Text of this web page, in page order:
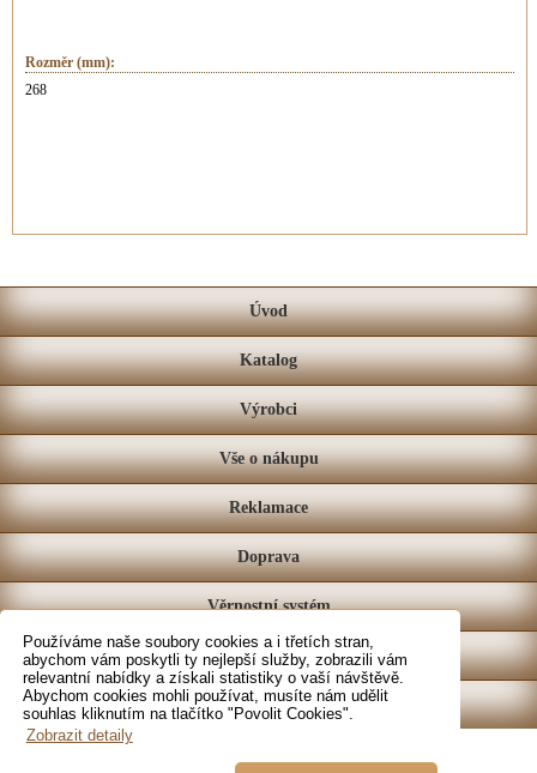
Používáme naše soubory cookies a i třetích stran,
abychom vám poskytli ty nejlepší služby, zobrazili vám
relevantní nabídky a získali statistiky o vaší návštěvě.
Abychom cookies mohli používat, musíte nám udělit
souhlas kliknutím na tlačítko "Povolit Cookies".
Zobrazit detaily
Rozměr (mm):
268
Úvod
Katalog
Výrobci
Vše o nákupu
Reklamace
Doprava
Věrnostní systém
Prodejna
Kontakt